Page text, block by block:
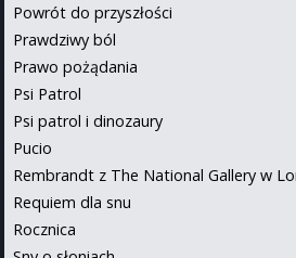
Powrót do przyszłości
Prawdziwy ból
Prawo pożądania
Psi Patrol
Psi patrol i dinozaury
Pucio
Rembrandt z The National Gallery w
Requiem dla snu
Rocznica